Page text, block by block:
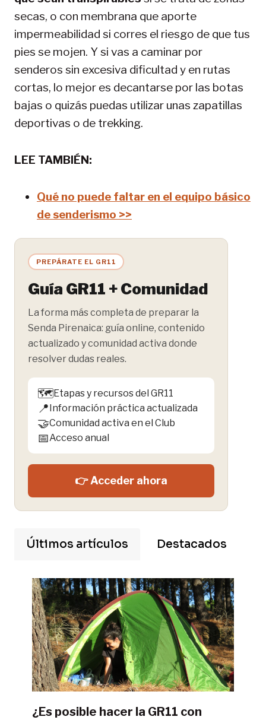
secas, o con membrana que aporte
impermeabilidad si corres el riesgo de que tus
pies se mojen. Y si vas a caminar por
senderos sin excesiva dificultad y en rutas
cortas, lo mejor es decantarse por las botas
bajas o quizás puedas utilizar unas zapatillas
deportivas o de trekking.
LEE TAMBIÉN:
Qué no puede faltar en el equipo básico
de senderismo >>
PREPÁRATE EL GR11
Guía GR11 + Comunidad
La forma más completa de preparar la
Senda Pirenaica: guía online, contenido
actualizado y comunidad activa donde
resolver dudas reales.
🗺️Etapas y recursos del GR11
📍 Información práctica actualizada
🤝Comunidad activa en el Club
📅Acceso anual
👉 Acceder ahora
Últimos artículos Destacados
¿Es posible hacer la GR11 con